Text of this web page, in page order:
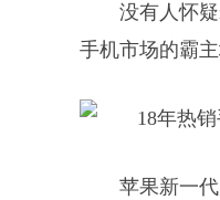
没有人怀
手机市场的霸
苹果新一